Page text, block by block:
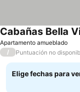
Apartamento amueblado
Cabañas Bella
/ Puntuación no
Elige fechas para